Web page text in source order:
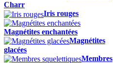
Charr
Iris rouges
Magnétites enchantées
Magnétites
glacées
Membres